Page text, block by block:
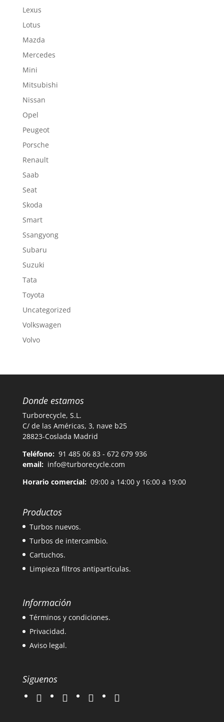
Lexus
Lotus
Mazda
Mercedes
Mini
Mitsubishi
Nissan
Opel
Peugeot
Porsche
Renault
Saab
Seat
Skoda
Smart
Ssangyong
Subaru
Suzuki
Tata
Toyota
Uncategorized
Volkswagen
Volvo
Donde estamos
Turborecycle, S.L.
C/ de las Américas, 3, nave b25
28823-Coslada Madrid
Teléfono: 91 485 06 83 - 672 679 936
email: info@turborecycle.com
Horario comercial:09:00 a 14:00 y 16:00 a 19:00
Productos
Turbos nuevos.
Turbos de intercambio.
Cartuchos.
Limpieza filtros antipartículas.
Información
Términos y condiciones.
Privacidad.
Aviso legal.
Siguenos
twitter instagramfacebook google